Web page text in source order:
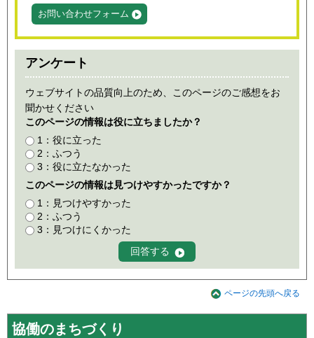
お問い合わせフォーム
アンケート
ウェブサイトの品質向上のため、このページのご感想をお
聞かせください
このページの情報は役に立ちましたか？
1：役に立った
2：ふつう
3：役に立たなかった
このページの情報は見つけやすかったですか？
1：見つけやすかった
2：ふつう
3：見つけにくかった
ページの先頭へ戻る
協働のまちづくり